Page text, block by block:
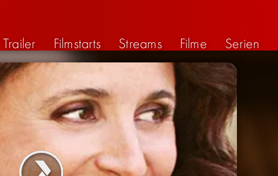
Trailer Filmstarts Streams Filme Serien